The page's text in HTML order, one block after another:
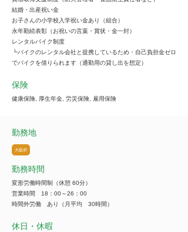
結婚・出産祝い金
お子さんの小学校入学祝い金あり（組合）
永年勤続表彰（お祝いの言葉・賞状・金一封）
レンタルバイク制度
┗バイクのレンタル会社と提携しているため・自己負担金ゼロ
でバイクを借りられます（通勤用の貸し出を想定）
保険
健康保険, 厚生年金, 労災保険, 雇用保険
勤務地
大阪府
勤務時間
変形労働時間制（休憩 60分）
営業時間 18：00～26：00
時間外労働 あり（月平均 30時間）
休日・休暇